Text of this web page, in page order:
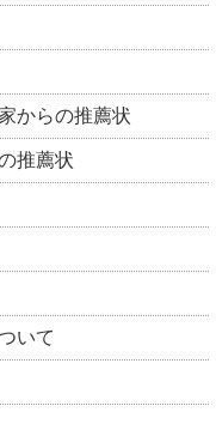
からの推薦状
推薦状
いて